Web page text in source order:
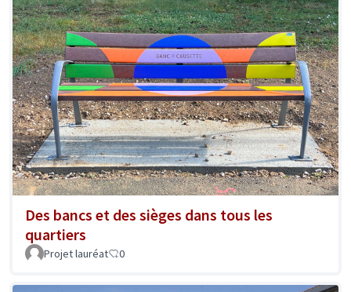
Des bancs et des sièges dans tous les
quartiers
Projet lauréat 0